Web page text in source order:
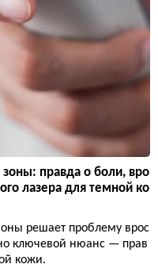
зоны: правда о боли, вро
лазера для темной ко
решает проблему врос
ключевой нюанс — прав
кожи.